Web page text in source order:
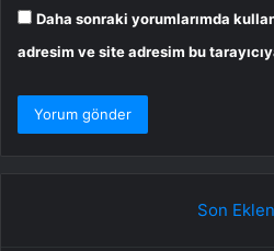
Daha sonraki yorumlarımda
adresim ve site adresim bu
Son